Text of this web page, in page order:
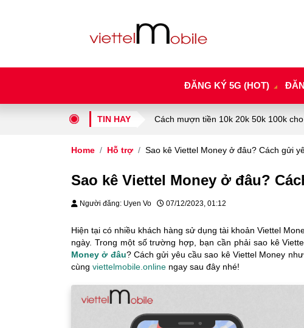
ĐĂNG KÝ 5G (HOT)
TIN HAY Cách mượn tiền 10k 20k 50k 100k
Home Hỗ trợ Sao kê Viettel Money ở đâu? Cách gửi
Sao kê Viettel Money ở đâu?
Người đăng: Uyen Vo 07/12/2023, 01:12
Hiện tại có nhiều khách hàng sử dụng tài khoản Viettel
ngày. Trong một số trường hợp, bạn cần phải sao kê
Money ở đâu? Cách gửi yêu cầu sao kê Viettel Money
cùng viettelmobile.online ngay sau đây nhé!